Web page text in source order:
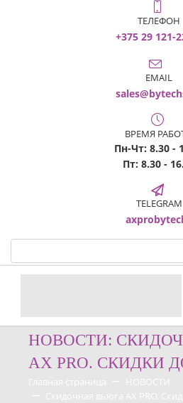
ТЕЛЕФОН
+375 29 121-
EMAIL
ВРЕМЯ
Пн-Чт: 8.30 -
Пт: 8.30 -
TELEGRAM
НОВОСТИ:
AX PRO. СКИДКИ
Главная страница
НОВОСТИ
Скидочная вьюга AX PRO.